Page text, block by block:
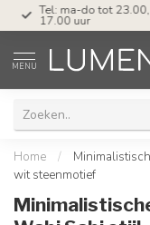
Tel: ma-do tot
17.00 uur
MENU
Home /
wit steenmotief